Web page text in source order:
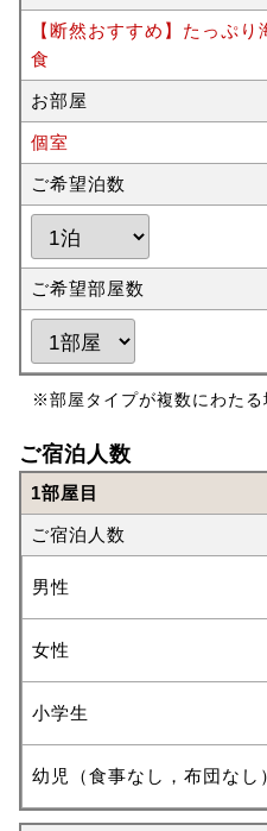
【断然おすすめ】たっぷ
食
お部屋
個室
ご希望泊数
ご希望部屋数
※部屋タイプが複数にわた
ご宿泊人数
1部屋目
ご宿泊人数
男性
女性
小学生
幼児（食事なし，布団なし